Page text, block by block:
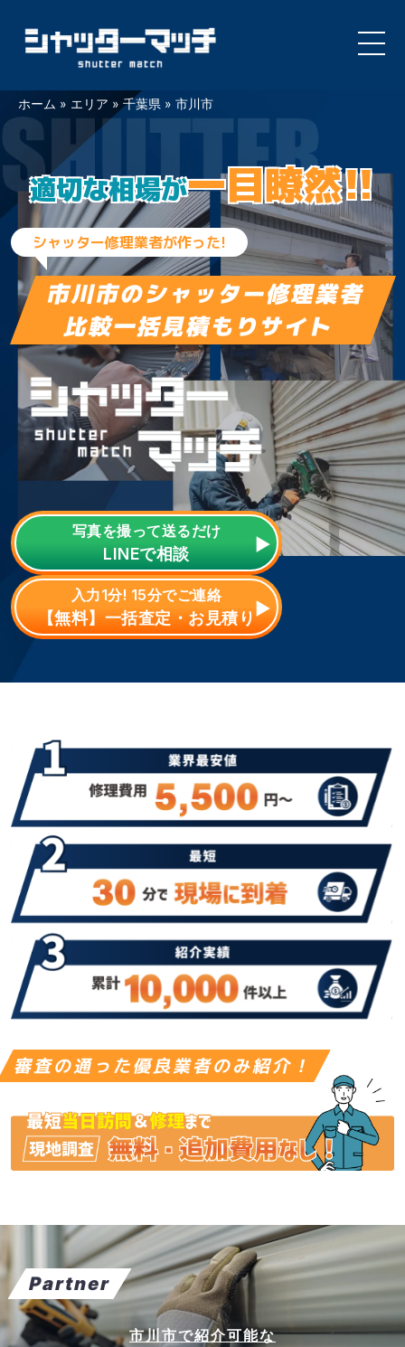
Skip
to
content
ホーム » エリア » 千葉県 » 市川市
適切な相場が一目瞭然!!
シャッター修理業者が作った!
市川市のシャッター修理業者
比較一括見積もりサイト
写真を撮って送るだけ
LINEで相談
入力1分! 15分でご連絡
【無料】一括査定・お見積り
審査の通った優良業者のみ紹介！
Partner
市川市で紹介可能な